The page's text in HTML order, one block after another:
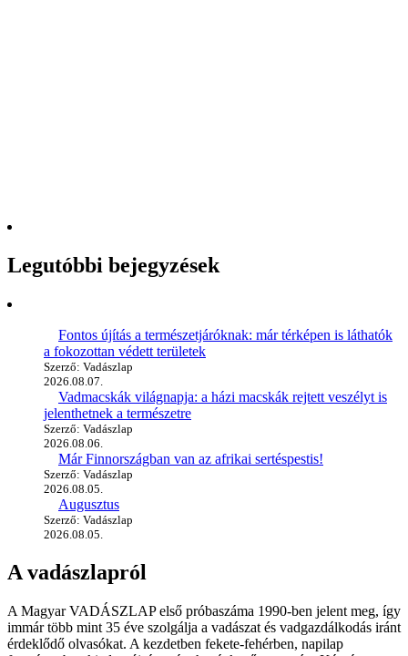
Legutóbbi bejegyzések
Fontos újítás a természetjáróknak: már térképen is láthatók
a fokozottan védett területek
Szerző: Vadászlap
2026.08.07.
Vadmacskák világnapja: a házi macskák rejtett veszélyt is
jelenthetnek a természetre
Szerző: Vadászlap
2026.08.06.
Már Finnországban van az afrikai sertéspestis!
Szerző: Vadászlap
2026.08.05.
Augusztus
Szerző: Vadászlap
2026.08.05.
A vadászlapról
A Magyar VADÁSZLAP első próbaszáma 1990-ben jelent meg, így
immár több mint 35 éve szolgálja a vadászat és vadgazdálkodás iránt
érdeklődő olvasókat. A kezdetben fekete-fehérben, napilap